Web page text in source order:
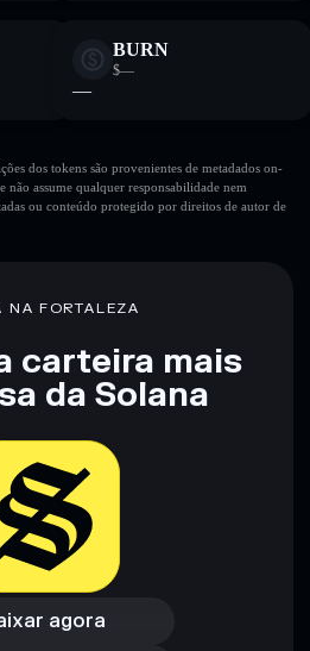
BURN
$—
—
dos tokens são provenientes de metadados on-
não assume qualquer responsabilidade nem
ou conteúdo protegido por direitos de autor de
NA FORTALEZA
carteira mais
da Solana
agora
agora
carteira